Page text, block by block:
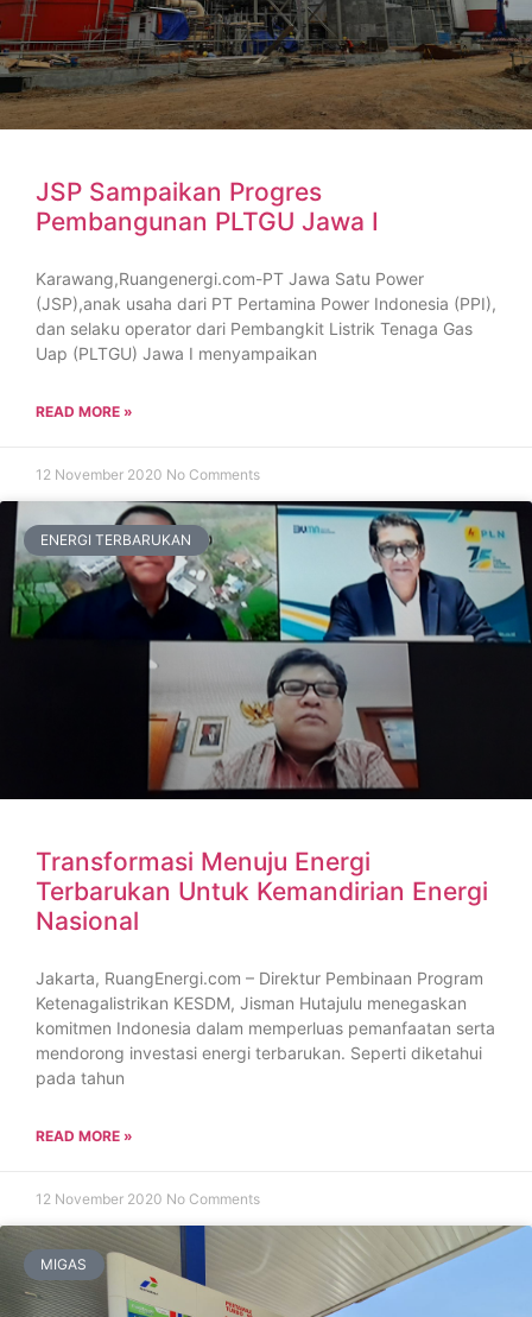
JSP Sampaikan Progres
Pembangunan PLTGU Jawa I
Karawang,Ruangenergi.com-PT Jawa Satu Power
(JSP),anak usaha dari PT Pertamina Power Indonesia (PPI),
dan selaku operator dari Pembangkit Listrik Tenaga Gas
Uap (PLTGU) Jawa I menyampaikan
READ MORE »
12 November 2020 No Comments
ENERGI TERBARUKAN
Transformasi Menuju Energi
Terbarukan Untuk Kemandirian Energi
Nasional
Jakarta, RuangEnergi.com – Direktur Pembinaan Program
Ketenagalistrikan KESDM, Jisman Hutajulu menegaskan
komitmen Indonesia dalam memperluas pemanfaatan serta
mendorong investasi energi terbarukan. Seperti diketahui
pada tahun
READ MORE »
12 November 2020 No Comments
MIGAS